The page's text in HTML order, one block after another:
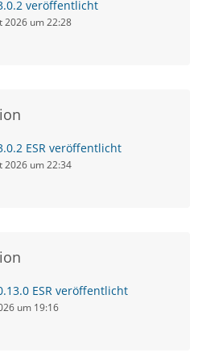
veröffentlicht
2026 um 22:28
ESR veröffentlicht
2026 um 22:34
ESR veröffentlicht
um 19:16